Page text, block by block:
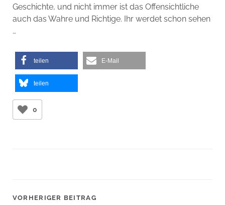
Geschichte, und nicht immer ist das Offensichtliche
auch das Wahre und Richtige. Ihr werdet schon sehen
…
teilen E-Mail
teilen
0
VORHERIGER BEITRAG